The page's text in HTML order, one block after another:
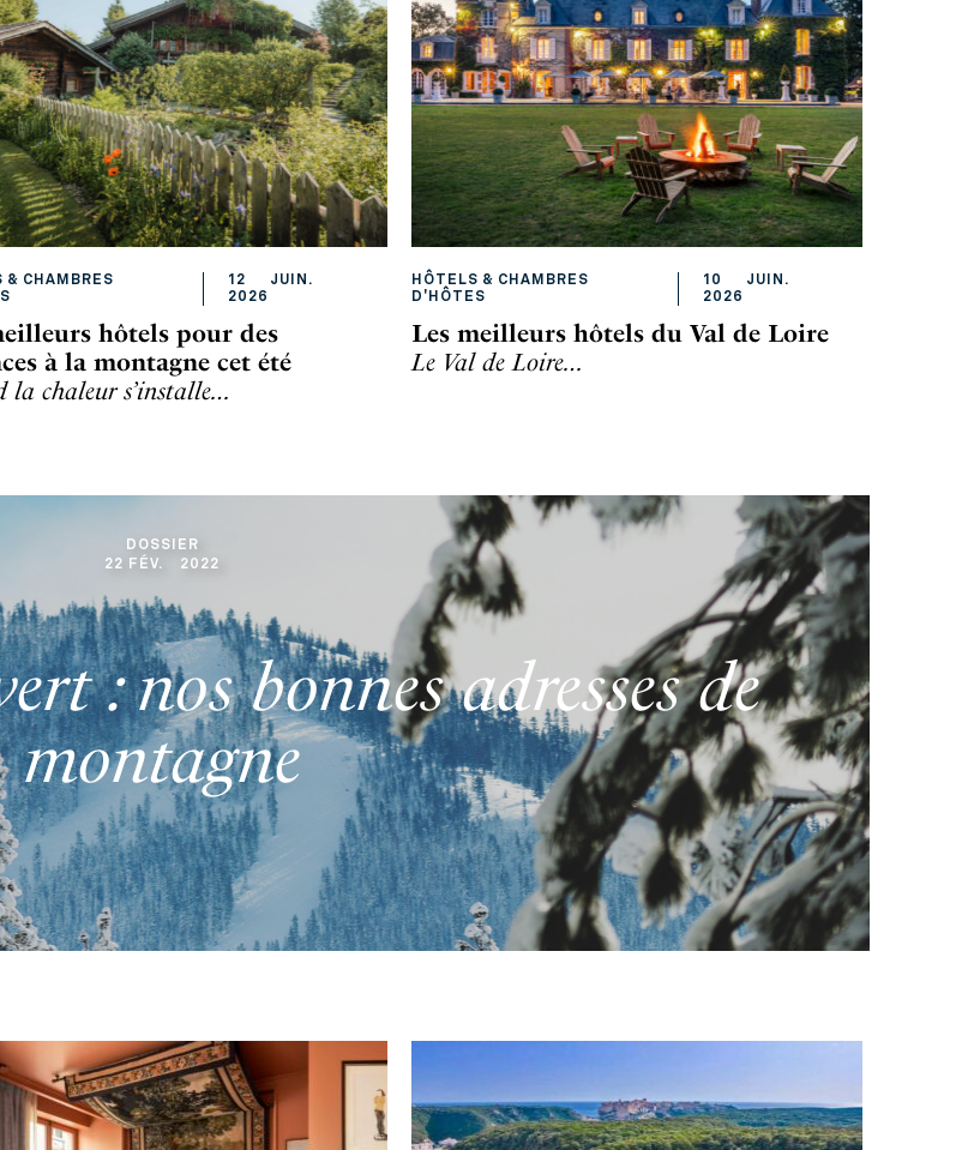
& CHAMBRES
12 JUIN .
2026
hôtels pour des
à la montagne cet été
la chaleur s’installe…
HÔTELS & CHAMBRES
D'HÔTES
10 JUIN .
2026
Les meilleurs hôtels du Val de Loire
Le Val de Loire…
DOSSIER
22 FÉV. 2022
: nos bonnes adresses de
montagne